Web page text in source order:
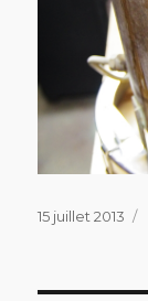
Publié
15 juillet 2013